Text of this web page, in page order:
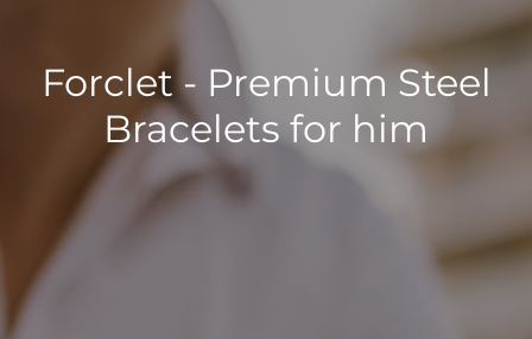
Forclet - Premium Steel
Bracelets for him